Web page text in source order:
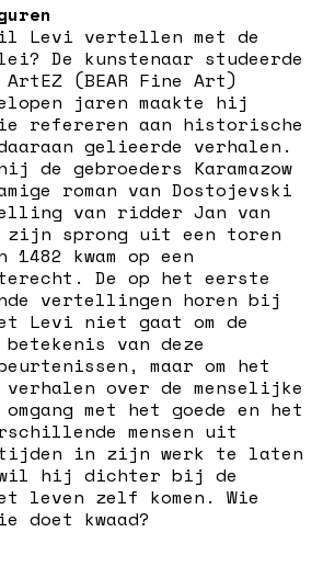
Levi vertellen met de
De kunstenaar studeerde
(BEAR Fine Art)
jaren maakte hij
refereren aan historische
gelieerde verhalen.
de gebroeders Karamazow
roman van Dostojevski
van ridder Jan van
zijn sprong uit een toren
kwam op een
De op het eerste
vertellingen horen bij
Levi niet gaat om de
van deze
maar om het
verhalen over de menselijke
met het goede en het
mensen uit
in zijn werk te laten
wil hij dichter bij de
leven zelf komen. Wie
doet kwaad?